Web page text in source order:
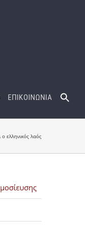
ΕΠΙΚΟΙΝΩΝΙΑ
ελληνικός λαός